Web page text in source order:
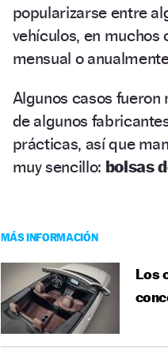
popularizarse entre
vehículos, en muchos
mensual o
Algunos casos
de algunos
prácticas, así que
muy sencillo: bolsas
MÁS INFORMACIÓN
Los